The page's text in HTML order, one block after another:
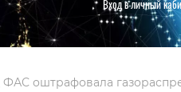
Вход в личный
ФАС оштрафовала